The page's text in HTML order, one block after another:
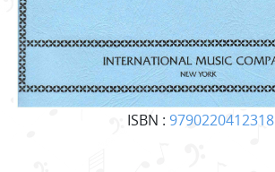
ISBN : 9790220412318